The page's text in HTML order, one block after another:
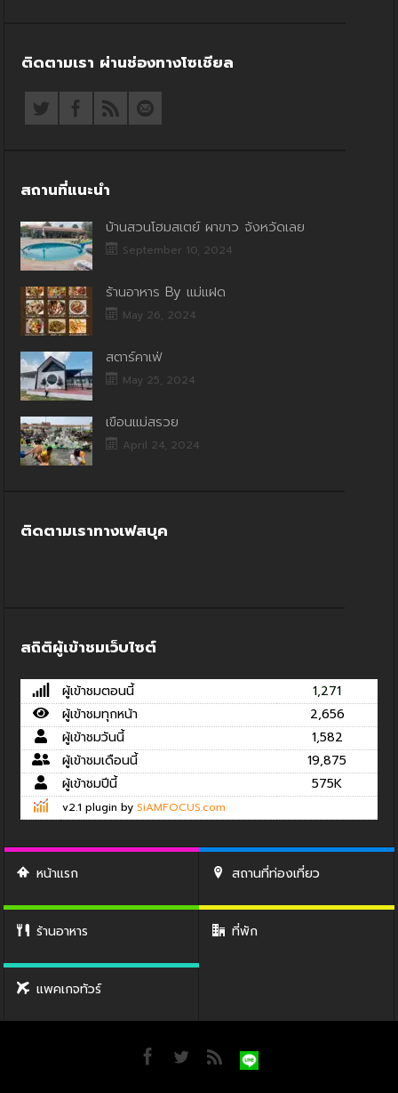
ติดตามเรา ผ่านช่องทางโซเชียล
สถานที่แนะนำ
บ้านสวนโฮมสเตย์ ผาขาว จังหวัดเลย
September 10, 2024
ร้านอาหาร By แม่แฝด
May 26, 2024
สตาร์คาเฟ่
May 25, 2024
เขื่อนแม่สรวย
April 24, 2024
ติดตามเราทางเฟสบุค
สถิติผู้เข้าชมเว็บไซต์
ผู้เข้าชมตอนนี้
1,271
ผู้เข้าชมทุกหน้า
2,656
ผู้เข้าชมวันนี้
1,582
ผู้เข้าชมเดือนนี้
19,875
ผู้เข้าชมปีนี้
575K
v2.1 plugin by SiAMFOCUS.com
หน้าแรก สถานที่ท่องเที่ยว
ร้านอาหาร ที่พัก
แพคเกจทัวร์